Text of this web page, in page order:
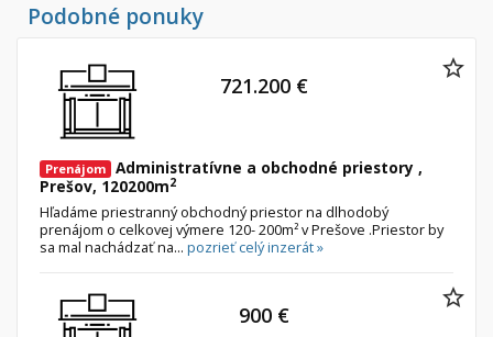
Podobné ponuky
Prenájom Administratívne a obchodné priestory ,
Prešov, 120200m2
Hľadáme priestranný obchodný priestor na dlhodobý
prenájom o celkovej výmere 120- 200m² v Prešove .Priestor by
sa mal nachádzať na... pozrieť celý inzerát »
721.200 €
900 €